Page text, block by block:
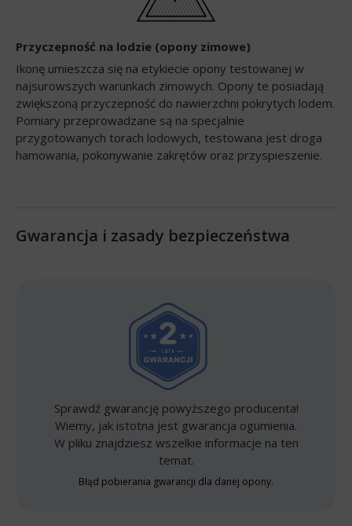
Przyczepność na lodzie (opony zimowe)
Ikonę umieszcza się na etykiecie opony testowanej w
najsurowszych warunkach zimowych. Opony te posiadają
zwiększoną przyczepność do nawierzchni pokrytych lodem.
Pomiary przeprowadzane są na specjalnie
przygotowanych torach lodowych, testowana jest droga
hamowania, pokonywanie zakrętów oraz przyspieszenie.
Gwarancja i zasady bezpieczeństwa
Sprawdź gwarancję powyższego producenta!
Wiemy, jak istotna jest gwarancja ogumienia.
W pliku znajdziesz wszelkie informacje na ten
temat.
Błąd pobierania gwarancji dla danej opony.